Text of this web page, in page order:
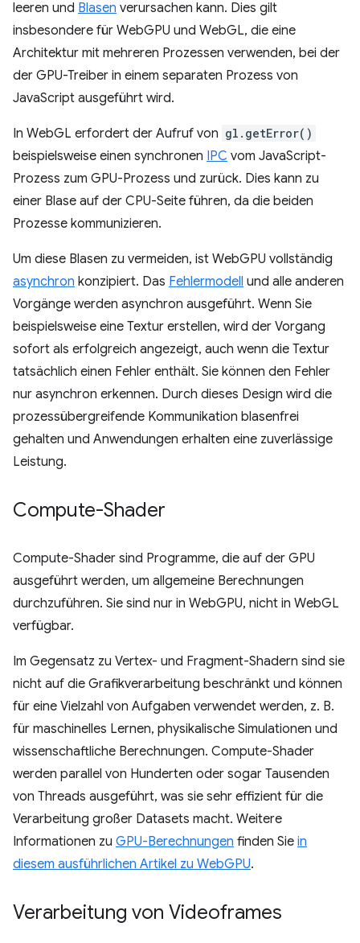
leeren und Blasen verursachen kann. Dies gilt
insbesondere für WebGPU und WebGL, die eine
Architektur mit mehreren Prozessen verwenden, bei der
der GPU-Treiber in einem separaten Prozess von
JavaScript ausgeführt wird.
In WebGL erfordert der Aufruf von gl.getError()
beispielsweise einen synchronen IPC vom JavaScript-
Prozess zum GPU-Prozess und zurück. Dies kann zu
einer Blase auf der CPU-Seite führen, da die beiden
Prozesse kommunizieren.
Um diese Blasen zu vermeiden, ist WebGPU vollständig
asynchron konzipiert. Das Fehlermodell und alle anderen
Vorgänge werden asynchron ausgeführt. Wenn Sie
beispielsweise eine Textur erstellen, wird der Vorgang
sofort als erfolgreich angezeigt, auch wenn die Textur
tatsächlich einen Fehler enthält. Sie können den Fehler
nur asynchron erkennen. Durch dieses Design wird die
prozessübergreifende Kommunikation blasenfrei
gehalten und Anwendungen erhalten eine zuverlässige
Leistung.
Compute-Shader
Compute-Shader sind Programme, die auf der GPU
ausgeführt werden, um allgemeine Berechnungen
durchzuführen. Sie sind nur in WebGPU, nicht in WebGL
verfügbar.
Im Gegensatz zu Vertex- und Fragment-Shadern sind sie
nicht auf die Grafikverarbeitung beschränkt und können
für eine Vielzahl von Aufgaben verwendet werden, z. B.
für maschinelles Lernen, physikalische Simulationen und
wissenschaftliche Berechnungen. Compute-Shader
werden parallel von Hunderten oder sogar Tausenden
von Threads ausgeführt, was sie sehr effizient für die
Verarbeitung großer Datasets macht. Weitere
Informationen zu GPU-Berechnungen finden Sie in
diesem ausführlichen Artikel zu WebGPU.
Verarbeitung von Videoframes